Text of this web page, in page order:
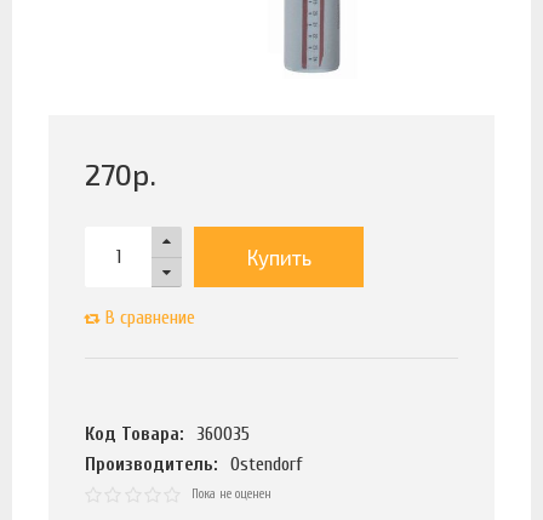
270р.
Купить
В сравнение
Код Товара:
360035
Производитель:
Ostendorf
Пока не оценен